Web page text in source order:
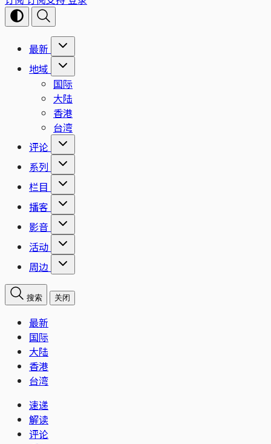
最新
地域
国际
大陆
香港
台湾
评论
系列
栏目
播客
影音
活动
周边
搜索 关闭
最新
国际
大陆
香港
台湾
速递
解读
评论